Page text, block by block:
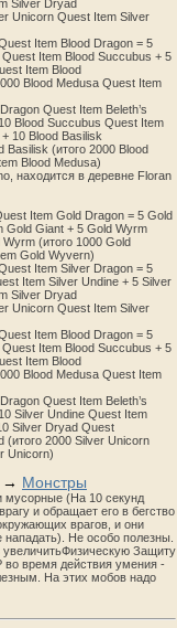
Silver Dryad
Unicorn Quest Item Silver
Item Blood Dragon = 5
Item Blood Succubus + 5
Item Blood
Blood Medusa Quest Item
Quest Item Beleth’s
Blood Succubus Quest Item
10 Blood Basilisk
Basilisk (итого 2000 Blood
Blood Medusa)
находится в деревне Floran
Item Gold Dragon = 5 Gold
Gold Giant + 5 Gold Wyrm
(итого 1000 Gold
Gold Wyvern)
Item Silver Dragon = 5
Item Silver Undine + 5 Silver
Silver Dryad
Unicorn Quest Item Silver
Item Blood Dragon = 5
Item Blood Succubus + 5
Item Blood
Blood Medusa Quest Item
Quest Item Beleth’s
Silver Undine Quest Item
Silver Dryad Quest
(итого 2000 Silver Unicorn
Unicorn)
→ Монстры
мусорные (На 10 секунд
и обращает его в бегство
врагов, и они
нападать). Не особо полезны.
увеличитьФизическую Защиту
во время действия умения -
На этих мобов надо